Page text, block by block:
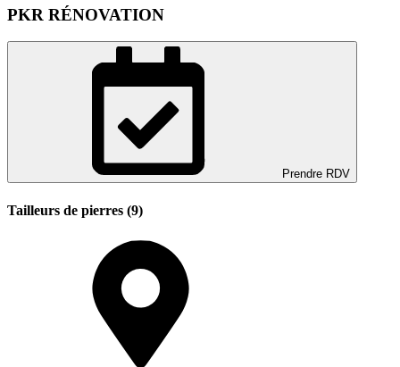
PKR RÉNOVATION
Prendre RDV
Tailleurs de pierres (9)